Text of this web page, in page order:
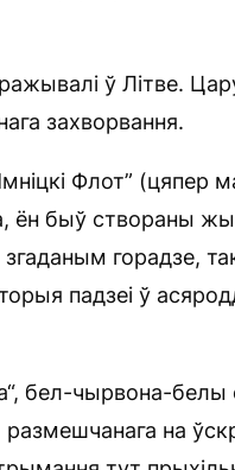
ў Літве.
захворвання.
Флот” (цяпер
ён быў створаны
горадзе,
падзеі ў
бел-чырвона-белы
на